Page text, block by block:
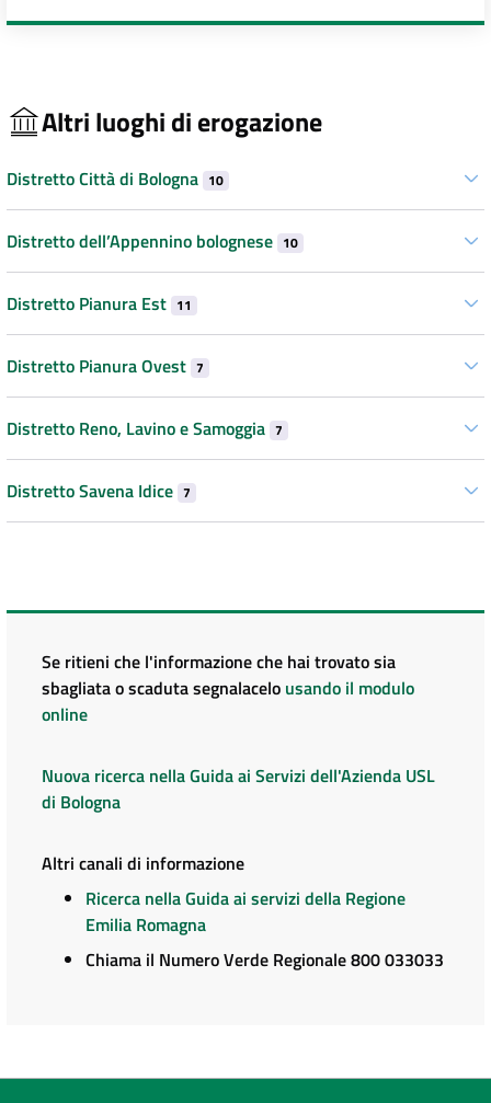
Altri luoghi di erogazione
Distretto Città di Bologna 10
Distretto dell’Appennino bolognese 10
Distretto Pianura Est 11
Distretto Pianura Ovest 7
Distretto Reno, Lavino e Samoggia 7
Distretto Savena Idice 7
Se ritieni che l'informazione che hai trovato sia
sbagliata o scaduta segnalacelo usando il modulo
online
Nuova ricerca nella Guida ai Servizi dell'Azienda USL
di Bologna
Altri canali di informazione
Ricerca nella Guida ai servizi della Regione
Emilia Romagna
Chiama il Numero Verde Regionale 800 033033